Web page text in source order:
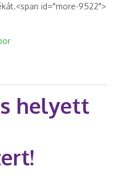
id="more-9522">
helyett